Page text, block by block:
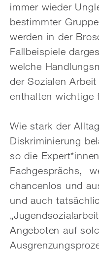
immer wieder
bestimmter
werden in der
Fallbeispiele
welche
der Sozialen
enthalten wichtige
Wie stark der
Diskriminierung
so die
Fachgesprächs,
chancenlos und
und auch
Angeboten auf